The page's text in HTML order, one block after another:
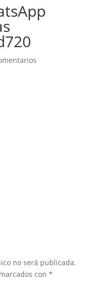
no será publicada.
con *